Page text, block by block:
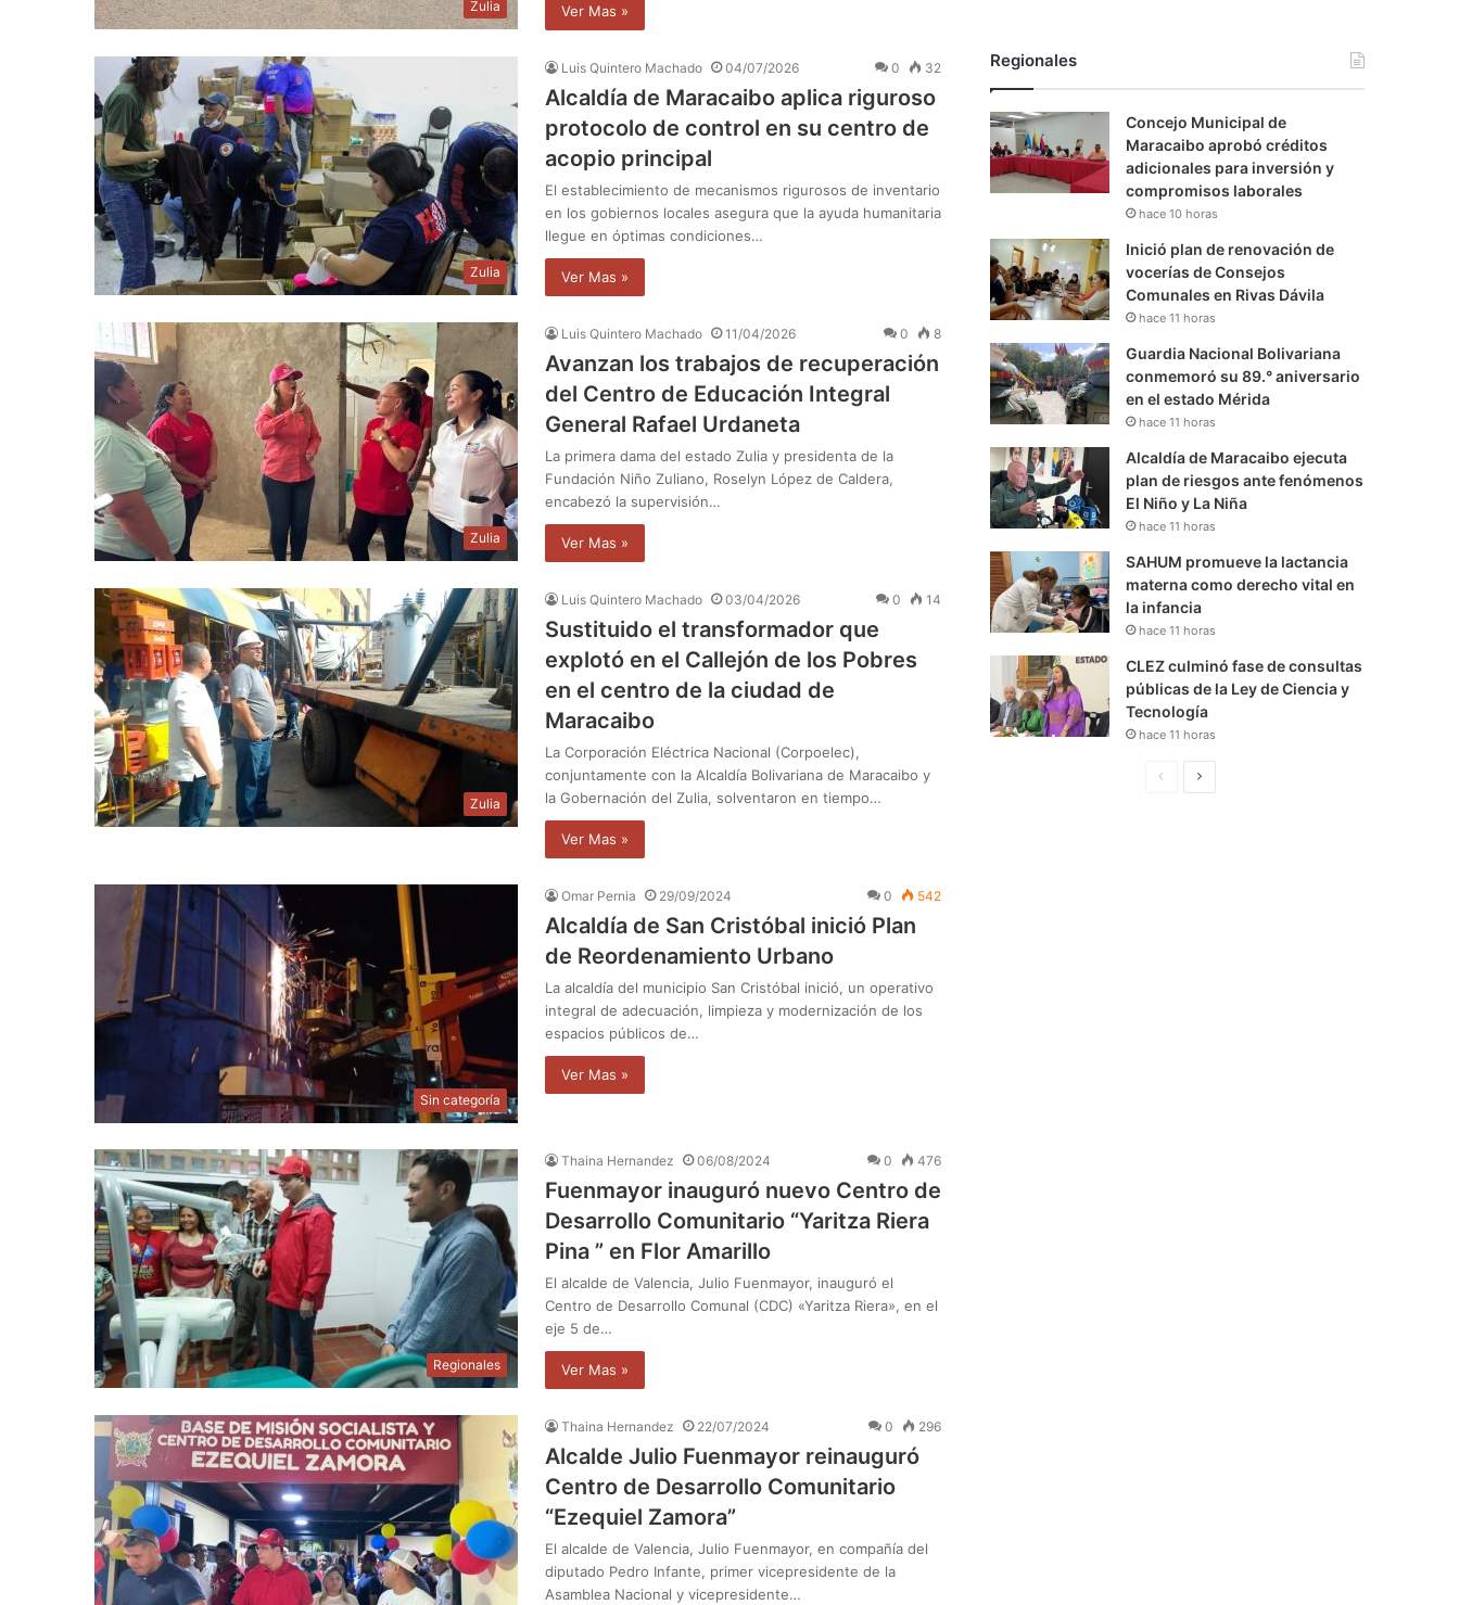
Zulia Ver Mas »
Zulia
Luis Quintero Machado 04/07/2026 0 32
Alcaldía de Maracaibo aplica riguroso
protocolo de control en su centro de
acopio principal
El establecimiento de mecanismos rigurosos de inventario
en los gobiernos locales asegura que la ayuda humanitaria
llegue en óptimas condiciones…
Ver Mas »
Zulia
Luis Quintero Machado 11/04/2026 0 8
Avanzan los trabajos de recuperación
del Centro de Educación Integral
General Rafael Urdaneta
La primera dama del estado Zulia y presidenta de la
Fundación Niño Zuliano, Roselyn López de Caldera,
encabezó la supervisión…
Ver Mas »
Zulia
Luis Quintero Machado 03/04/2026 0 14
Sustituido el transformador que
explotó en el Callejón de los Pobres
en el centro de la ciudad de
Maracaibo
La Corporación Eléctrica Nacional (Corpoelec),
conjuntamente con la Alcaldía Bolivariana de Maracaibo y
la Gobernación del Zulia, solventaron en tiempo…
Ver Mas »
Sin categoría
Omar Pernia 29/09/2024 0 542
Alcaldía de San Cristóbal inició Plan
de Reordenamiento Urbano
La alcaldía del municipio San Cristóbal inició, un operativo
integral de adecuación, limpieza y modernización de los
espacios públicos de…
Ver Mas »
Regionales
Thaina Hernandez 06/08/2024 0 476
Fuenmayor inauguró nuevo Centro de
Desarrollo Comunitario “Yaritza Riera
Pina ” en Flor Amarillo
El alcalde de Valencia, Julio Fuenmayor, inauguró el
Centro de Desarrollo Comunal (CDC) «Yaritza Riera», en el
eje 5 de…
Ver Mas »
Thaina Hernandez 22/07/2024 0 296
Alcalde Julio Fuenmayor reinauguró
Centro de Desarrollo Comunitario
“Ezequiel Zamora”
El alcalde de Valencia, Julio Fuenmayor, en compañía del
diputado Pedro Infante, primer vicepresidente de la
Asamblea Nacional y vicepresidente…
Regionales
Concejo Municipal de
Maracaibo aprobó créditos
adicionales para inversión y
compromisos laborales
hace 10 horas
Inició plan de renovación de
vocerías de Consejos
Comunales en Rivas Dávila
hace 11 horas
Guardia Nacional Bolivariana
conmemoró su 89.° aniversario
en el estado Mérida
hace 11 horas
Alcaldía de Maracaibo ejecuta
plan de riesgos ante fenómenos
El Niño y La Niña
hace 11 horas
SAHUM promueve la lactancia
materna como derecho vital en
la infancia
hace 11 horas
CLEZ culminó fase de consultas
públicas de la Ley de Ciencia y
Tecnología
hace 11 horas
S